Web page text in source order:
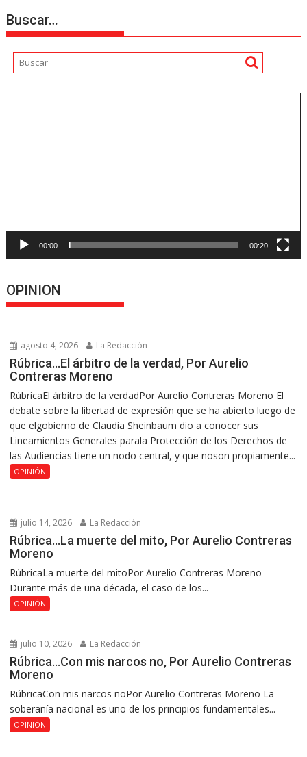
Buscar…
00:00 00:20
OPINION
agosto 4, 2026 La Redacción
Rúbrica…El árbitro de la verdad, Por Aurelio
Contreras Moreno
RúbricaEl árbitro de la verdadPor Aurelio Contreras Moreno El
debate sobre la libertad de expresión que se ha abierto luego de
que elgobierno de Claudia Sheinbaum dio a conocer sus
Lineamientos Generales parala Protección de los Derechos de
las Audiencias tiene un nodo central, y que noson propiamente...
OPINIÓN
julio 14, 2026 La Redacción
Rúbrica…La muerte del mito, Por Aurelio Contreras
Moreno
RúbricaLa muerte del mitoPor Aurelio Contreras Moreno
Durante más de una década, el caso de los...
OPINIÓN
julio 10, 2026 La Redacción
Rúbrica…Con mis narcos no, Por Aurelio Contreras
Moreno
RúbricaCon mis narcos noPor Aurelio Contreras Moreno La
soberanía nacional es uno de los principios fundamentales...
OPINIÓN